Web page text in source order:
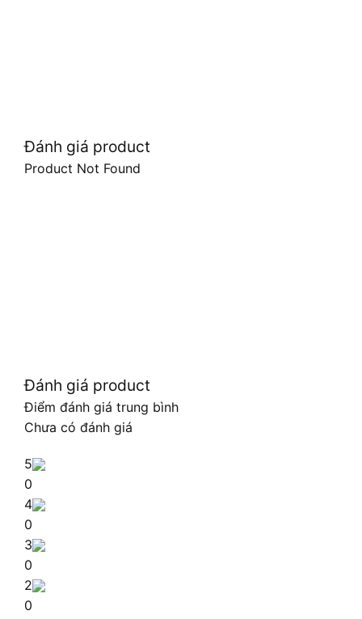
Đánh giá product
Product Not Found
Đánh giá product
Điểm đánh giá trung bình
Chưa có đánh giá
5
0
4
0
3
0
2
0